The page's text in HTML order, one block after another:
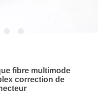
fibre multimode
correction de